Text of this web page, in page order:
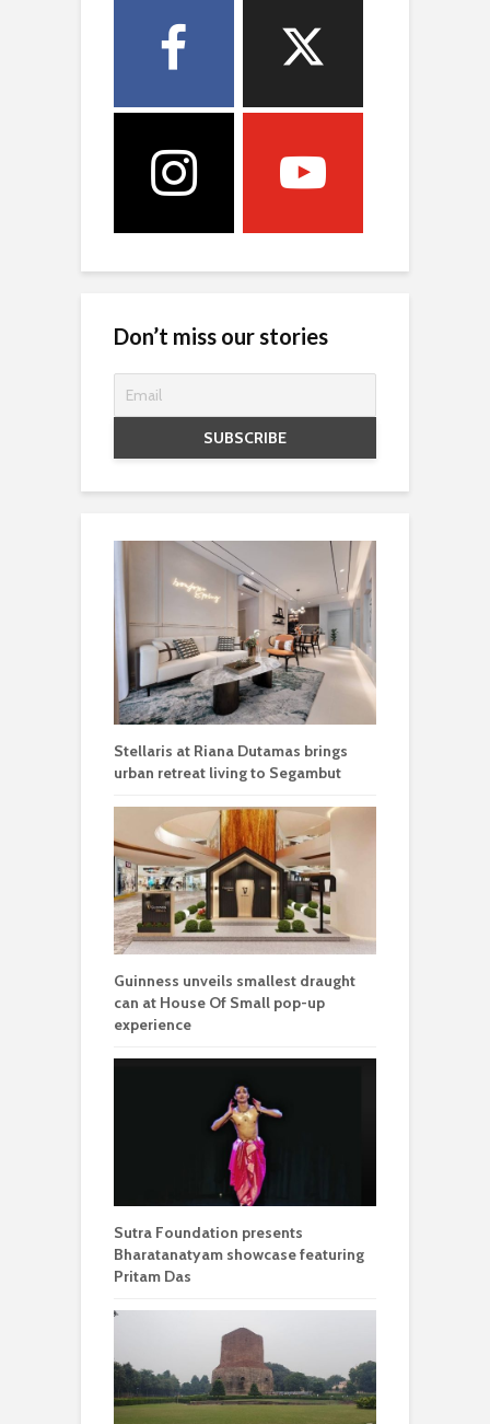
Don’t miss our stories
Stellaris at Riana Dutamas brings
urban retreat living to Segambut
Guinness unveils smallest draught
can at House Of Small pop-up
experience
Sutra Foundation presents
Bharatanatyam showcase featuring
Pritam Das